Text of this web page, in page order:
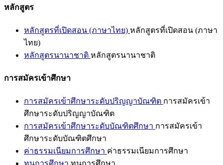
หลักสูตร
หลักสูตรที่เปิดสอน (ภาษาไทย) หลักสูตรที่เปิดสอน (ภาษา
ไทย)
หลักสูตรนานาชาติ หลักสูตรนานาชาติ
การสมัครเข้าศึกษา
การสมัครเข้าศึกษาระดับปริญญาบัณฑิต การสมัครเข้า
ศึกษาระดับปริญญาบัณฑิต
การสมัครเข้าศึกษาระดับบัณฑิตศึกษา การสมัครเข้า
ศึกษาระดับบัณฑิตศึกษา
ค่าธรรมเนียมการศึกษา ค่าธรรมเนียมการศึกษา